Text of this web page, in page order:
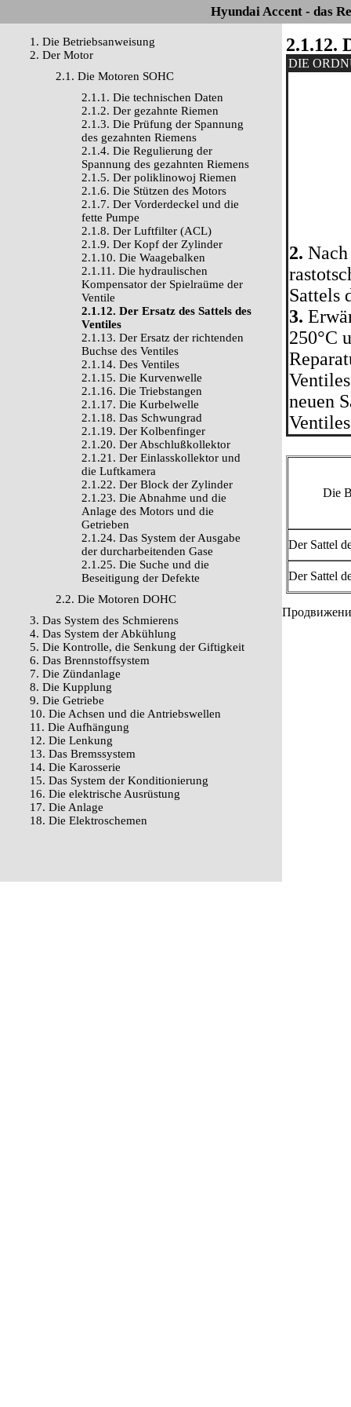
Hyundai Accent - das
1. Die Betriebsanweisung
2. Der Motor
2.1. Die Motoren SOHC
2.1.1. Die technischen Daten
2.1.2. Der gezahnte Riemen
2.1.3. Die Prüfung der Spannung
des gezahnten Riemens
2.1.4. Die Regulierung der
Spannung des gezahnten Riemens
2.1.5. Der poliklinowoj Riemen
2.1.6. Die Stützen des Motors
2.1.7. Der Vorderdeckel und die
fette Pumpe
2.1.8. Der Luftfilter (ACL)
2.1.9. Der Kopf der Zylinder
2.1.10. Die Waagebalken
2.1.11. Die hydraulischen
Kompensator der Spielraüme der
Ventile
2.1.12. Der Ersatz des Sattels des
Ventiles
2.1.13. Der Ersatz der richtenden
Buchse des Ventiles
2.1.14. Des Ventiles
2.1.15. Die Kurvenwelle
2.1.16. Die Triebstangen
2.1.17. Die Kurbelwelle
2.1.18. Das Schwungrad
2.1.19. Der Kolbenfinger
2.1.20. Der Abschlußkollektor
2.1.21. Der Einlasskollektor und
die Luftkamera
2.1.22. Der Block der Zylinder
2.1.23. Die Abnahme und die
Anlage des Motors und die
Getrieben
2.1.24. Das System der Ausgabe
der durcharbeitenden Gase
2.1.25. Die Suche und die
Beseitigung der Defekte
2.2. Die Motoren DOHC
3. Das System des Schmierens
4. Das System der Abkühlung
5. Die Kontrolle, die Senkung der Giftigkeit
6. Das Brennstoffsystem
7. Die Zündanlage
8. Die Kupplung
9. Die Getriebe
10. Die Achsen und die Antriebswellen
11. Die Aufhängung
12. Die Lenkung
13. Das Bremssystem
14. Die Karosserie
15. Das System der Konditionierung
16. Die elektrische Ausrüstung
17. Die Anlage
18. Die Elektroschemen
2.1.12.
DIE
2.
Sattels
3.
250°C
neuen
Die
Der Sattel
Der Sattel